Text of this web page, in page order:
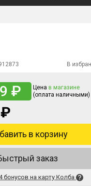
В
₽ Цена в магазине
(оплата наличными)
в корзину
заказ
бонусов на карту Колба